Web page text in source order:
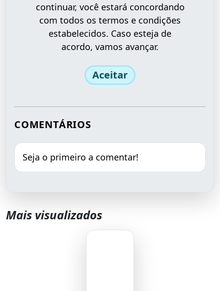
continuar, você estará concordando
com todos os termos e condições
estabelecidos. Caso esteja de
acordo, vamos avançar.
Aceitar
COMENTÁRIOS
Seja o primeiro a comentar!
Mais visualizados